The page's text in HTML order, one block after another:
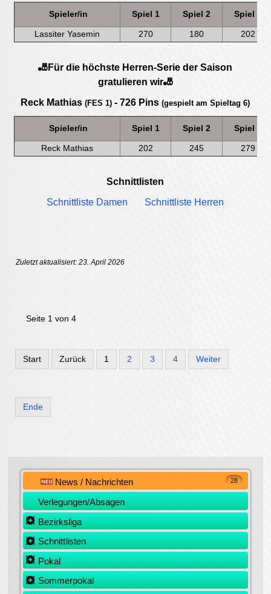
Spieler/in Spiel 1 Spiel 2 Spiel 3
Lassiter Yasemin 270 180 202
🎳Für die höchste Herren-Serie der Saison
gratulieren wir🎳
Reck Mathias(FES 1) - 726 Pins(gespielt am Spieltag 6)
Spieler/in Spiel 1 Spiel 2 Spiel 3
Reck Mathias 202 245 279
Schnittlisten
Schnittliste Damen
Schnittliste Herren
Zuletzt aktualisiert: 23. April 2026
Seite 1 von 4
Start Zurück 1 2 3 4 Weiter
Ende
28
News / Nachrichten
Verlegungen/Absagen
Bezirksliga
Schnittlisten
Pokal
Sommerpokal